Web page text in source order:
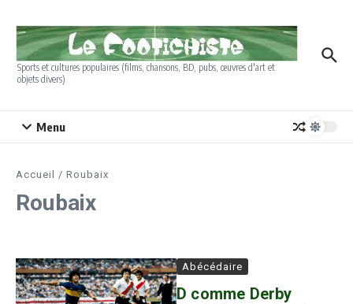
Sports et cultures populaires (films, chansons, BD, pubs, œuvres d'art et
objets divers)
Menu
Accueil / Roubaix
Roubaix
Abécédaire
D comme Derby